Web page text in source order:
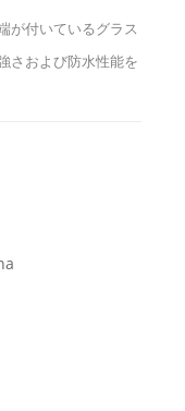
が付いているグラス
さおよび防水性能を